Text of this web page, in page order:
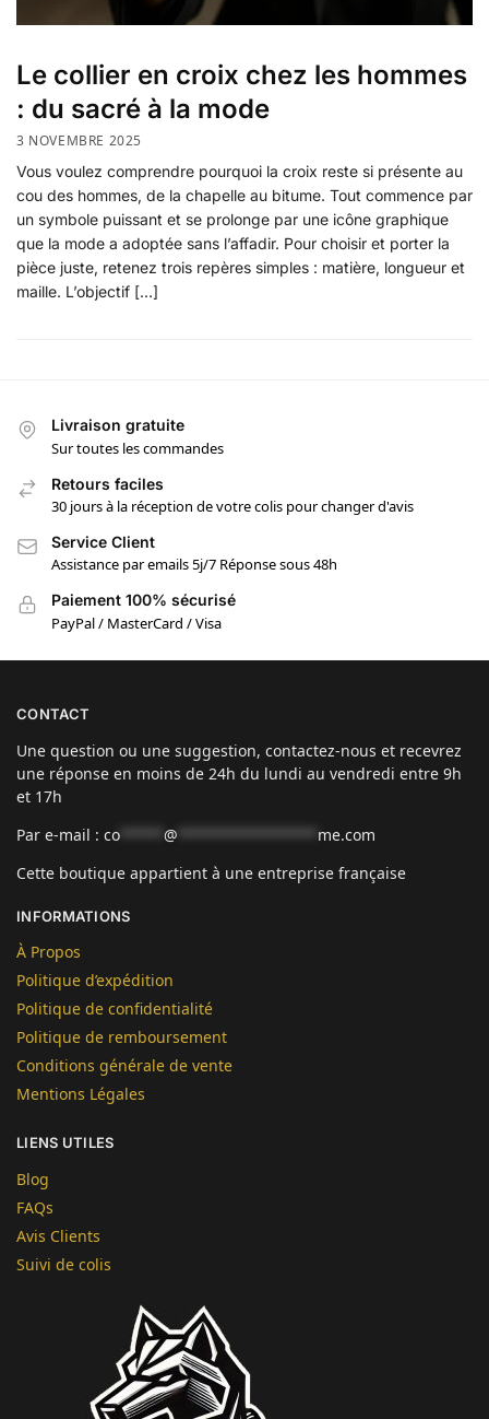
Le collier en croix chez les hommes
: du sacré à la mode
3 NOVEMBRE 2025
Vous voulez comprendre pourquoi la croix reste si présente au
cou des hommes, de la chapelle au bitume. Tout commence par
un symbole puissant et se prolonge par une icône graphique
que la mode a adoptée sans l’affadir. Pour choisir et porter la
pièce juste, retenez trois repères simples : matière, longueur et
maille. L’objectif […]
Livraison gratuite
Sur toutes les commandes
Retours faciles
30 jours à la réception de votre colis pour changer d'avis
Service Client
Assistance par emails 5j/7 Réponse sous 48h
Paiement 100% sécurisé
PayPal / MasterCard / Visa
CONTACT
Une question ou une suggestion, contactez-nous et recevrez
une réponse en moins de 24h du lundi au vendredi entre 9h
et 17h
Par e-mail : co @
me.com
Cette boutique appartient à une entreprise française
INFORMATIONS
À Propos
Politique d’expédition
Politique de confidentialité
Politique de remboursement
Conditions générale de vente
Mentions Légales
LIENS UTILES
Blog
FAQs
Avis Clients
Suivi de colis